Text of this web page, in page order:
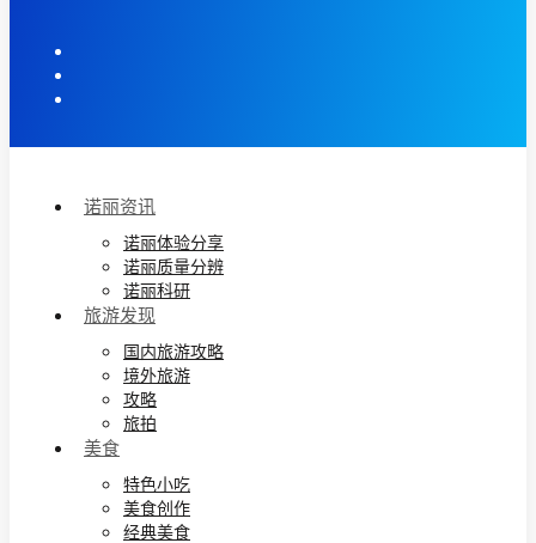
诺丽资讯
诺丽体验分享
诺丽质量分辨
诺丽科研
旅游发现
国内旅游攻略
境外旅游
攻略
旅拍
美食
特色小吃
美食创作
经典美食